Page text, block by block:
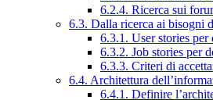
6.2.4. Ricerca sui
6.3. Dalla ricerca ai bisogni
6.3.1. User stories
6.3.2. Job stories per
6.3.3. Criteri di
6.4. Architettura
6.4.1. Definire